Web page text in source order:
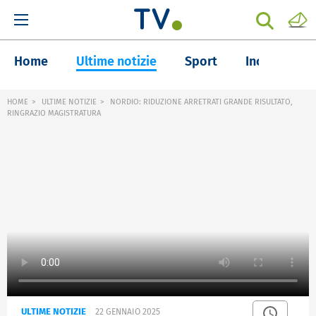
Home Ultime notizie Sport Inchieste
HOME ULTIME NOTIZIE
NORDIO: RIDUZIONE ARRETRATI GRANDE RISULTATO,
RINGRAZIO MAGISTRATURA
ULTIME NOTIZIE 22 GENNAIO 2025